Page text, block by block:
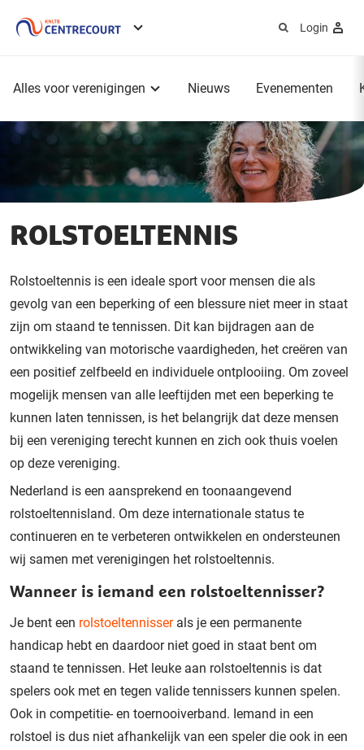
Login
Alles voor verenigingen Nieuws Evenementen
ROLSTOELTENNIS
Rolstoeltennis is een ideale sport voor mensen die als
gevolg van een beperking of een blessure niet meer in staat
zijn om staand te tennissen. Dit kan bijdragen aan de
ontwikkeling van motorische vaardigheden, het creëren van
een positief zelfbeeld en individuele ontplooiing. Om zoveel
mogelijk mensen van alle leeftijden met een beperking te
kunnen laten tennissen, is het belangrijk dat deze mensen
bij een vereniging terecht kunnen en zich ook thuis voelen
op deze vereniging.
Nederland is een aansprekend en toonaangevend
rolstoeltennisland. Om deze internationale status te
continueren en te verbeteren ontwikkelen en ondersteunen
wij samen met verenigingen het rolstoeltennis.
Wanneer is iemand een rolstoeltennisser?
Je bent een rolstoeltennisserals je een permanente
handicap hebt en daardoor niet goed in staat bent om
staand te tennissen. Het leuke aan rolstoeltennis is dat
spelers ook met en tegen valide tennissers kunnen spelen.
Ook in competitie- en toernooiverband. Iemand in een
rolstoel is dus niet afhankelijk van een speler die ook in een